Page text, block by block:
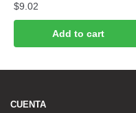
$9.02
Add to cart
CUENTA